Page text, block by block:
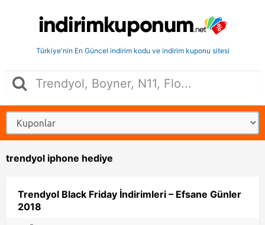
Türkiye'nin En Güncel indirim kodu ve indirim kuponu sitesi
trendyol iphone hediye
Trendyol Black Friday İndirimleri – Efsane Günler
2018